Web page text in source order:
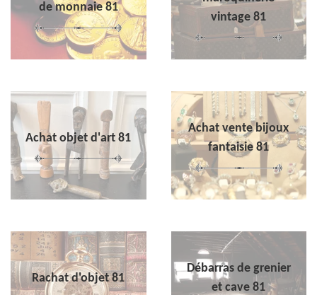
de monnaie 81
vintage 81
Achat objet d'art 81
Achat vente bijoux
fantaisie 81
Rachat d'objet 81
Débarras de grenier
et cave 81